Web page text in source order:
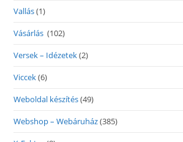
Vallás(1)
Vásárlás (102)
Versek – Idézetek(2)
Viccek(6)
Weboldal készítés(49)
Webshop – Webáruház(385)